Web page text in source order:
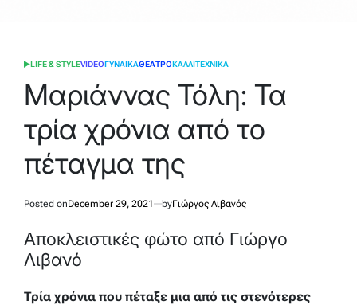
POSTED
LIFE & STYLEVIDEOΓΥΝΑΙΚΑΘΕΑΤΡΟΚΑΛΛΙΤΕΧΝΙΚΑ
Μαριάννας Τόλη: Τα
τρία χρόνια από το
πέταγμα της
Posted onDecember 29, 2021 byΓιώργος Λιβανός
Aποκλειστικές φώτο από Γιώργο
Λιβανό
Τρία χρόνια που πέταξε μια από τις στενότερες